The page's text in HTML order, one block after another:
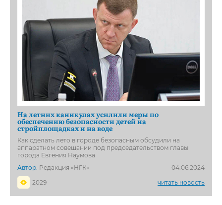
На летних каникулах усилили меры по
обеспечению безопасности детей на
стройплощадках и на воде
Как сделать лето в городе безопасным обсудили на
аппаратном совещании под председательством главы
города Евгения Наумова
Автор: Редакция «НГК»
04.06.2024
2029
читать новость